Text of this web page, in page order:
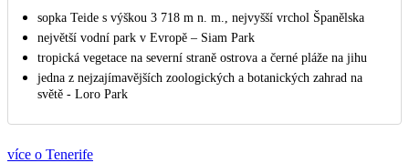
sopka Teide s výškou 3 718 m n. m., nejvyšší vrchol Španělska
největší vodní park v Evropě – Siam Park
tropická vegetace na severní straně ostrova a černé pláže na jihu
jedna z nejzajímavějších zoologických a botanických zahrad na
světě - Loro Park
více o Tenerife